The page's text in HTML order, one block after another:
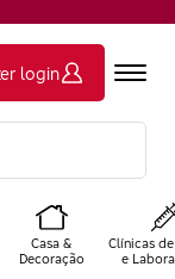
login
Casa &
Decoração
Clínicas
e